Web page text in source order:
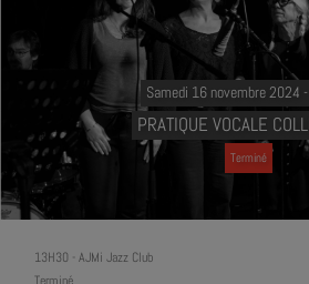
Samedi 16 novembre 2024
PRATIQUE VOCALE
Terminé
13H30 - AJMi Jazz Club